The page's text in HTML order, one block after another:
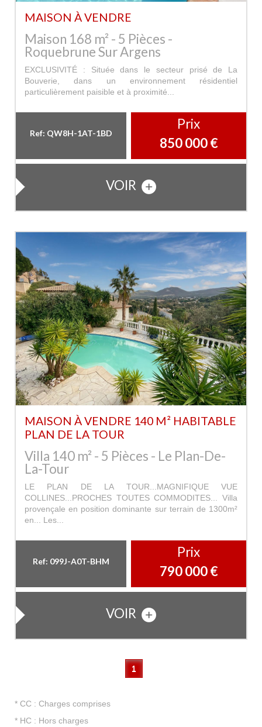
MAISON À VENDRE
Maison 168 m² - 5 Pièces -
Roquebrune Sur Argens
EXCLUSIVITÉ : Située dans le secteur prisé de La
Bouverie, dans un environnement résidentiel
particulièrement paisible et à proximité...
Ref: QW8H-1AT-1BD
Prix
850 000 €
VOIR
MAISON À VENDRE 140 M² HABITABLE
PLAN DE LA TOUR
Villa 140 m² - 5 Pièces - Le Plan-De-
La-Tour
LE PLAN DE LA TOUR...MAGNIFIQUE VUE
COLLINES...PROCHES TOUTES COMMODITES... Villa
provençale en position dominante sur terrain de 1300m²
en... Les...
Ref: 099J-A0T-BHM
Prix
790 000 €
VOIR
1
* CC : Charges comprises
* HC : Hors charges